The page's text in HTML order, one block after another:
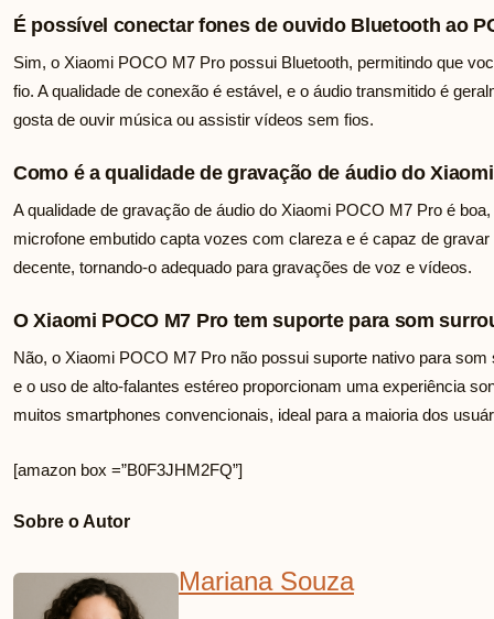
É possível conectar fones de ouvido Bluetooth ao
Sim, o Xiaomi POCO M7 Pro possui Bluetooth, permitindo que
fio. A qualidade de conexão é estável, e o áudio transmitido é
gosta de ouvir música ou assistir vídeos sem fios.
Como é a qualidade de gravação de áudio do
A qualidade de gravação de áudio do Xiaomi POCO M7 Pro é
microfone embutido capta vozes com clareza e é capaz de
decente, tornando-o adequado para gravações de voz e vídeos.
O Xiaomi POCO M7 Pro tem suporte para som
Não, o Xiaomi POCO M7 Pro não possui suporte nativo para
e o uso de alto-falantes estéreo proporcionam uma experiência
muitos smartphones convencionais, ideal para a maioria dos
[amazon box =”B0F3JHM2FQ”]
Sobre o Autor
Mariana Souza